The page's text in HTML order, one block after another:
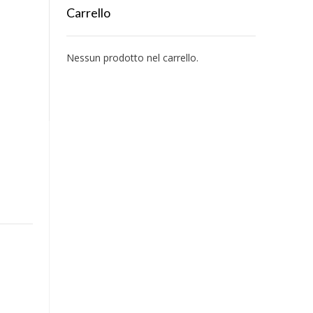
Carrello
Nessun prodotto nel carrello.